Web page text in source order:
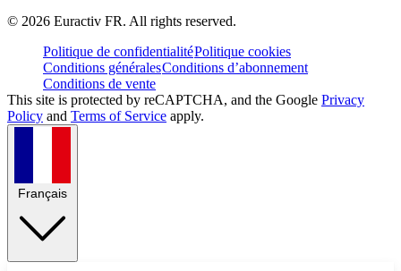
© 2026 Euractiv FR. All rights reserved.
Politique de confidentialitéPolitique cookies
Conditions généralesConditions d’abonnement
Conditions de vente
This site is protected by reCAPTCHA, and the Google Privacy
Policy and Terms of Service apply.
Français